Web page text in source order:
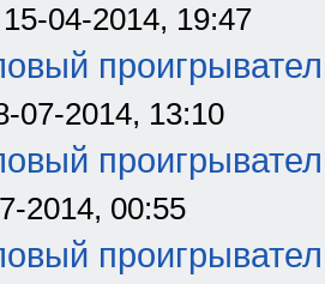
04-2014, 19:47
07-2014, 13:10
2014, 00:55